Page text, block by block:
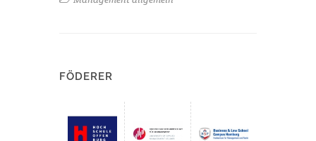
FÖDERER